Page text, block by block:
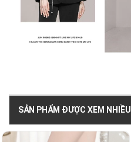
SẢN PHẨM ĐƯỢC XEM NHIỀU